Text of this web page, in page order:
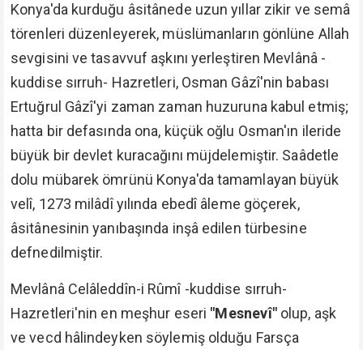
Konya'da kurduğu âsitânede uzun yıllar zikir ve semâ
törenleri düzenleyerek, müslümanların gönlüne Allah
sevgisini ve tasavvuf aşkını yerleştiren Mevlânâ -
kuddise sırruh- Hazretleri, Osman Gâzî'nin babası
Ertuğrul Gâzî'yi zaman zaman huzuruna kabul etmiş;
hatta bir defasında ona, küçük oğlu Osman'ın ileride
büyük bir devlet kuracağını müjdelemiştir. Saâdetle
dolu mübarek ömrünü Konya'da tamamlayan büyük
velî, 1273 milâdî yılında ebedî âleme göçerek,
âsitânesinin yanıbaşında inşâ edilen türbesine
defnedilmiştir.
Mevlânâ Celâleddîn-i Rûmî -kuddise sırruh-
Hazretleri'nin en meşhur eseri "Mesnevî"olup, aşk
ve vecd hâlindeyken söylemiş olduğu Farsça